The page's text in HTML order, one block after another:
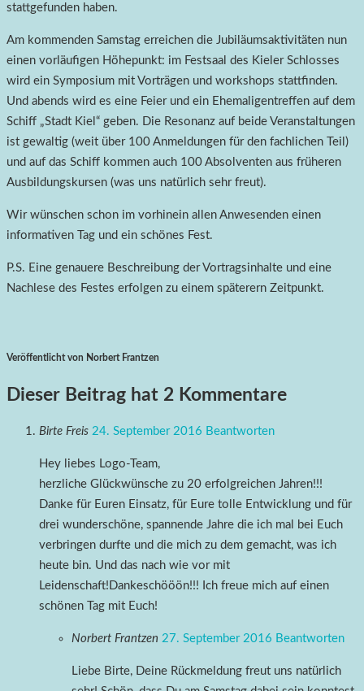
stattgefunden haben.
Am kommenden Samstag erreichen die Jubiläumsaktivitäten nun
einen vorläufigen Höhepunkt: im Festsaal des Kieler Schlosses
wird ein Symposium mit Vorträgen und workshops stattfinden.
Und abends wird es eine Feier und ein Ehemaligentreffen auf dem
Schiff „Stadt Kiel“ geben. Die Resonanz auf beide Veranstaltungen
ist gewaltig (weit über 100 Anmeldungen für den fachlichen Teil)
und auf das Schiff kommen auch 100 Absolventen aus früheren
Ausbildungskursen (was uns natürlich sehr freut).
Wir wünschen schon im vorhinein allen Anwesenden einen
informativen Tag und ein schönes Fest.
P.S. Eine genauere Beschreibung der Vortragsinhalte und eine
Nachlese des Festes erfolgen zu einem späterern Zeitpunkt.
Veröffentlicht von Norbert Frantzen
Dieser Beitrag hat 2 Kommentare
Birte Freis 24. September 2016 Beantworten
Hey liebes Logo-Team,
herzliche Glückwünsche zu 20 erfolgreichen Jahren!!!
Danke für Euren Einsatz, für Eure tolle Entwicklung und für
drei wunderschöne, spannende Jahre die ich mal bei Euch
verbringen durfte und die mich zu dem gemacht, was ich
heute bin. Und das nach wie vor mit
Leidenschaft!Dankeschööön!!! Ich freue mich auf einen
schönen Tag mit Euch!
Norbert Frantzen 27. September 2016 Beantworten
Liebe Birte, Deine Rückmeldung freut uns natürlich